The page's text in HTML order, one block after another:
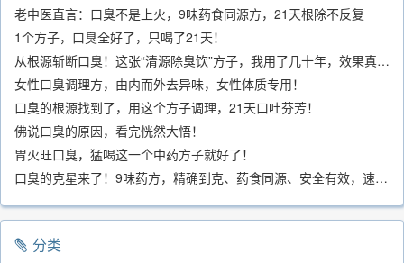
老中医直言：口臭不是上火，9味药食同源方，21天根除不反复
1个方子，口臭全好了，只喝了21天！
从根源斩断口臭！这张“清源除臭饮”方子，我用了几十年，效果真不错
女性口臭调理方，由内而外去异味，女性体质专用！
口臭的根源找到了，用这个方子调理，21天口吐芬芳！
佛说口臭的原因，看完恍然大悟！
胃火旺口臭，猛喝这一个中药方子就好了！
口臭的克星来了！9味药方，精确到克、药食同源、安全有效，速看！
分类